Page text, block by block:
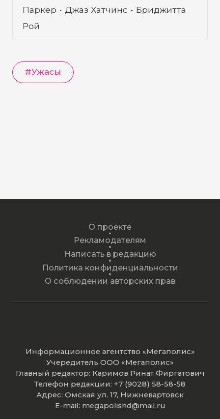
Паркер
Джаз Хатчинс
Бриджитта
Рой
#Ужасы
О проекте
Рекламодателям
Написать в редакцию
Политика конфиденциальности
О соблюдении авторских прав
Информационное агентство «Мегаполис»
Учередитель ООО «Мегаполис»
Главный редактор: Каримов Ринат Фиргатович
Телефон редакции: +7 (9028) 58-58-58
Адрес: Омская ул. 17, Нижневартовск
E-mail: megapolishd@mail.ru